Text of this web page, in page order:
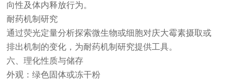
向性及体内释放行为。
耐药机制研究
通过荧光定量分析探索微生物或细胞对庆大霉素摄取或
排出机制的变化，为耐药机制研究提供工具。
六、理化性质与储存
外观：绿色固体或冻干粉